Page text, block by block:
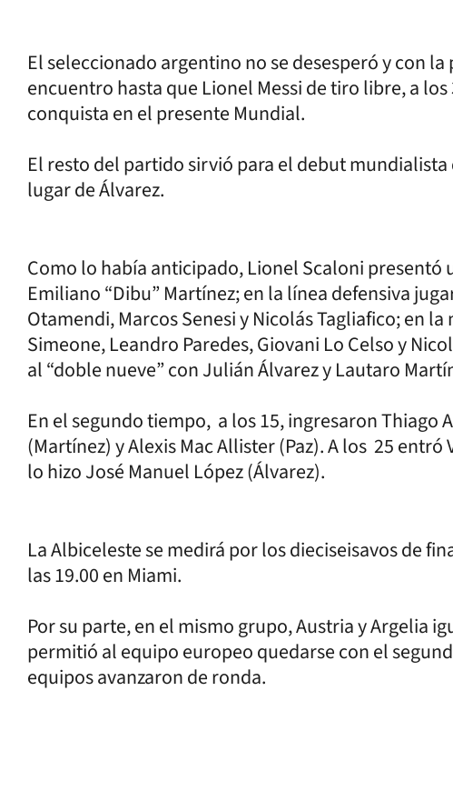
El seleccionado argentino no se desesperó y con
encuentro hasta que Lionel Messi de tiro libre, a
conquista en el presente Mundial.
El resto del partido sirvió para el debut
lugar de Álvarez.
Como lo había anticipado, Lionel Scaloni
Emiliano “Dibu” Martínez; en la línea defensiva
Otamendi, Marcos Senesi y Nicolás Tagliafico; en
Simeone, Leandro Paredes, Giovani Lo Celso y
al “doble nueve” con Julián Álvarez y Lautaro
En el segundo tiempo, a los 15, ingresaron Thiago
(Martínez) y Alexis Mac Allister (Paz). A los 25
lo hizo José Manuel López (Álvarez).
La Albiceleste se medirá por los dieciseisavos de
las 19.00 en Miami.
Por su parte, en el mismo grupo, Austria y Argelia
permitió al equipo europeo quedarse con el
equipos avanzaron de ronda.